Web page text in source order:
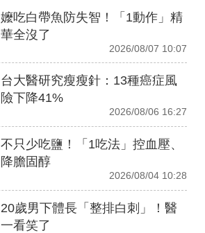
嬤吃白帶魚防失智！「1動作」精
華全沒了
2026/08/07 10:07
台大醫研究瘦瘦針：13種癌症風
險下降41%
2026/08/06 16:27
不只少吃鹽！「1吃法」控血壓、
降膽固醇
2026/08/04 10:28
20歲男下體長「整排白刺」！醫
一看笑了